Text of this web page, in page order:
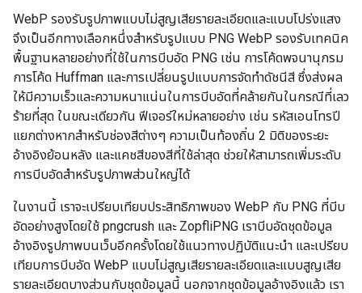
WebP รองรับรูปภาพแบบไม่สูญเสียรายละเอียดและแบบโปร่งแสง
จึงเป็นอีกทางเลือกหนึ่งสำหรับรูปแบบ PNG WebP รองรับเทคนิค
พื้นฐานหลายอย่างที่ใช้ในการบีบอัด PNG เช่น การโค้ดพจนานุกรม
การโค้ด Huffman และการเปลี่ยนรูปแบบการจัดทำดัชนีสี ซึ่งส่งผล
ให้มีความเร็วและความหนาแน่นในการบีบอัดที่คล้ายกันในกรณีที่เลว
ร้ายที่สุด ในขณะเดียวกัน ฟีเจอร์ใหม่หลายอย่าง เช่น รหัสเอนโทรปี
แยกต่างหากสำหรับช่องสีต่างๆ ความเป็นท้องถิ่น 2 มิติของระยะ
อ้างอิงย้อนหลัง และแคชสีของสีที่ใช้ล่าสุด ช่วยให้สามารถเพิ่มระดับ
การบีบอัดสำหรับรูปภาพส่วนใหญ่ได้
ในงานนี้ เราจะเปรียบเทียบประสิทธิภาพของ WebP กับ PNG ที่บีบ
อัดอย่างสูงโดยใช้ pngcrush และ ZopfliPNG เราบีบอัดชุดข้อมูล
อ้างอิงรูปภาพบนเว็บอีกครั้งโดยใช้แนวทางปฏิบัติแนะนำ และเปรียบ
เทียบการบีบอัด WebP แบบไม่สูญเสียรายละเอียดและแบบสูญเสีย
รายละเอียดบางส่วนกับชุดข้อมูลนี้ นอกจากชุดข้อมูลอ้างอิงแล้ว เรา